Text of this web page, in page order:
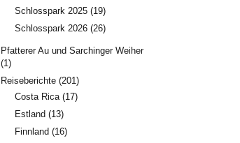
Schlosspark 2025 (19)
Schlosspark 2026 (26)
Pfatterer Au und Sarchinger Weiher
(1)
Reiseberichte (201)
Costa Rica(17)
Estland (13)
Finnland (16)